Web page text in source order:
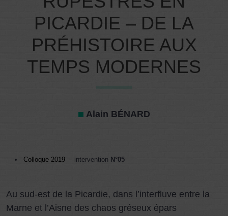
PICARDIE – DE LA
PRÉHISTOIRE AUX
TEMPS MODERNES
Alain BÉNARD
Colloque 2019 – intervention N°05
Au sud-est de la Picardie, dans l’interfluve entre la
Marne et l’Aisne des chaos gréseux épars